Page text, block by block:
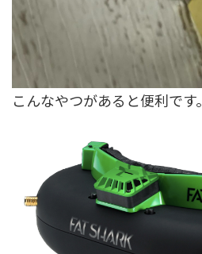
こんなやつがあると便利です。